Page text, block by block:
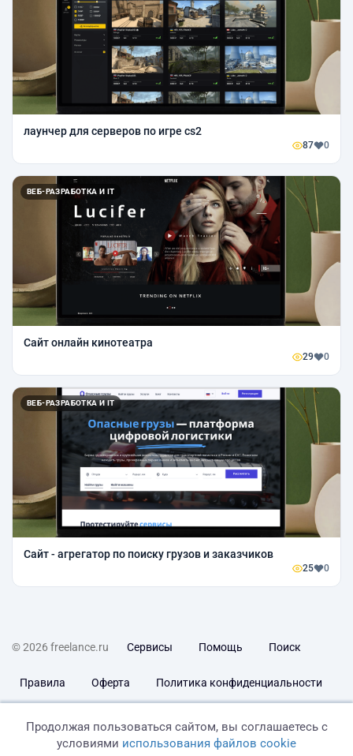
лаунчер для серверов по игре cs2
87 0
ВЕБ-РАЗРАБОТКА И IT
Сайт онлайн кинотеатра
29 0
ВЕБ-РАЗРАБОТКА И IT
Сайт - агрегатор по поиску грузов и заказчиков
25 0
© 2026 freelance.ru Сервисы Помощь Поиск
Правила Оферта Политика конфиденциальности
Продолжая пользоваться сайтом, вы соглашаетесь с
условиями использования файлов cookie